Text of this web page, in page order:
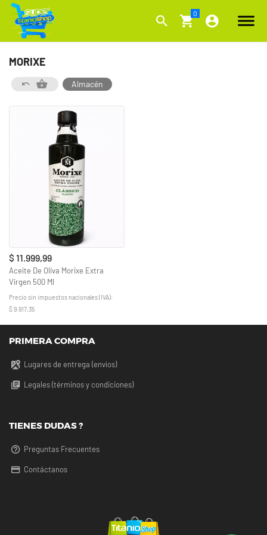
MORIXE
Almacén
$ 11.999,99
Aceite De Oliva Morixe Extra
Virgen 500 Ml
Precio sin impuestos nacionales (IVA):
$ 9.917,35
PRIMERA COMPRA
Lugares de entrega (envíos)
Legales (términos y condiciones)
TIENES DUDAS ?
Preguntas Frecuentes
Contáctanos